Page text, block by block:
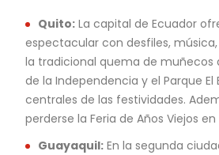
Quito: La capital de Ecuador
espectacular con desfiles,
la tradicional quema de muñecos
de la Independencia y el Parque El
centrales de las festividades.
perderse la Feria de Años Viejos
Guayaquil: En la segunda